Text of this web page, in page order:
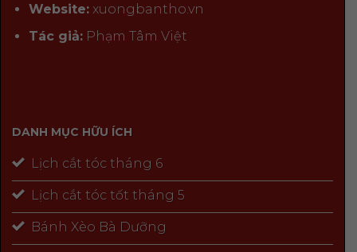
Website:xuongbantho.vn
Tác giả:Phạm Tâm Việt
DANH MỤC HỮU ÍCH
Lịch cắt tóc tháng 6
Lịch cắt tóc tốt tháng 5
Bánh Xèo Bà Dưỡng